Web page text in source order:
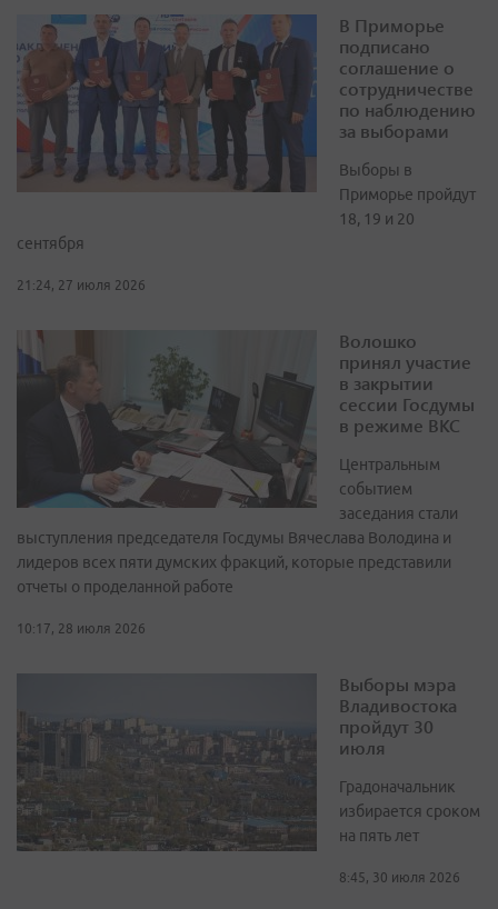
В Приморье
подписано
соглашение о
сотрудничестве
по наблюдению
за выборами
Выборы в
Приморье пройдут
18, 19 и 20
сентября
21:24, 27 июля 2026
Волошко
принял участие
в закрытии
сессии Госдумы
в режиме ВКС
Центральным
событием
заседания стали
выступления председателя Госдумы Вячеслава Володина и
лидеров всех пяти думских фракций, которые представили
отчеты о проделанной работе
10:17, 28 июля 2026
Выборы мэра
Владивостока
пройдут 30
июля
Градоначальник
избирается сроком
на пять лет
8:45, 30 июля 2026